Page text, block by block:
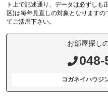
ト上で記述通り、データは必ずしも
区)は毎年見直しの対象となります
てご活用下さい。
お部屋探し
048-
コガネイハウ